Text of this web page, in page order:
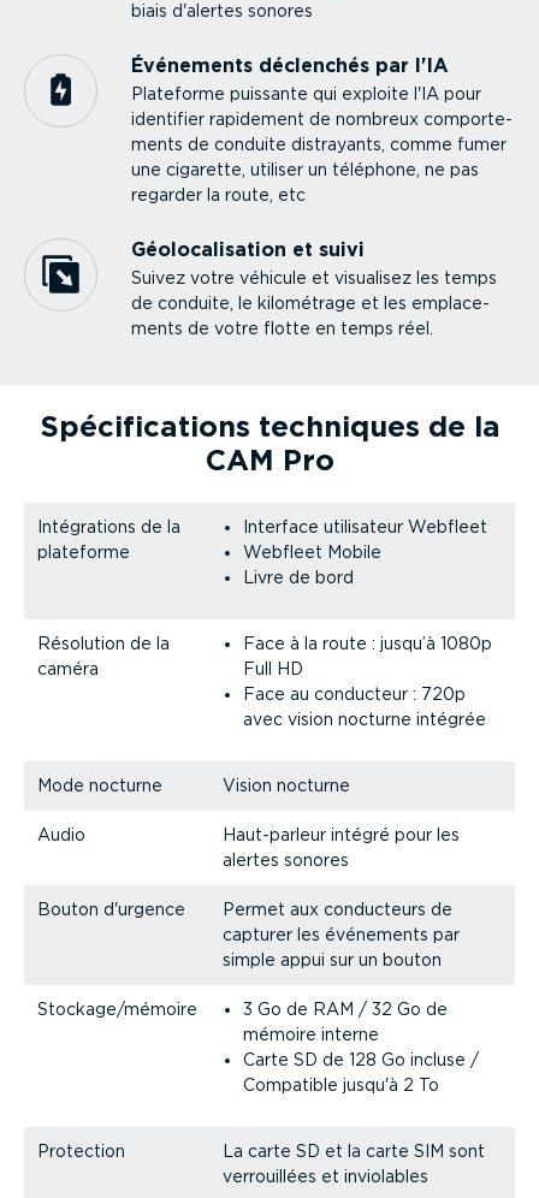
biais d'alertes sonores
Événements déclenchés par l'IA
Plateforme puissante qui exploite l'IA pour
identifier rapidement de nombreux compor­te­
ments de conduite distrayants, comme fumer
une cigarette, utiliser un téléphone, ne pas
regarder la route, etc
Géolo­ca­li­sation et suivi
Suivez votre véhicule et visualisez les temps
de conduite, le kilométrage et les empla­ce­
ments de votre flotte en temps réel.
Spéci­fi­ca­tions techniques de la
CAM Pro
Intégra­tions de la
plateforme
Interface utilisateur Webfleet
Webfleet Mobile
Livre de bord
Résolution de la
caméra
Face à la route : jusqu’à 1080p
Full HD
Face au conducteur : 720p
avec vision nocturne intégrée
Mode nocturne Vision nocturne
Audio
Haut-­parleur intégré pour les
alertes sonores
Bouton d'urgence
Permet aux conducteurs de
capturer les événements par
simple appui sur un bouton
Stockage/mémoire
3 Go de RAM / 32 Go de
mémoire interne
Carte SD de 128 Go incluse /
Compatible jusqu'à 2 To
Protection
La carte SD et la carte SIM sont
verrouillées et inviolables